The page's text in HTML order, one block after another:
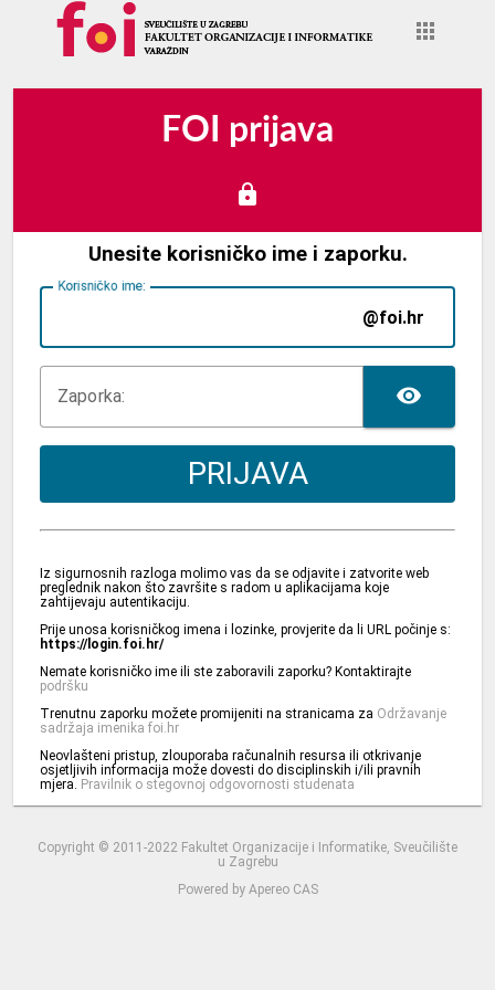
FOI prijava
Unesite korisničko ime i zaporku.
@foi.hr
Korisničko ime:
Zaporka:
PRIJAVA
Iz sigurnosnih razloga molimo vas da se odjavite i zatvorite web
preglednik nakon što završite s radom u aplikacijama koje
zahtijevaju autentikaciju.
Prije unosa korisničkog imena i lozinke, provjerite da li URL počinje s:
https://login.foi.hr/
Nemate korisničko ime ili ste zaboravili zaporku? Kontaktirajte
podršku
Trenutnu zaporku možete promijeniti na stranicama za Održavanje
sadržaja imenika foi.hr
Neovlašteni pristup, zlouporaba računalnih resursa ili otkrivanje
osjetljivih informacija može dovesti do disciplinskih i/ili pravnih
mjera. Pravilnik o stegovnoj odgovornosti studenata
Copyright © 2011-2022 Fakultet Organizacije i Informatike, Sveučilište
u Zagrebu
Powered by Apereo CAS